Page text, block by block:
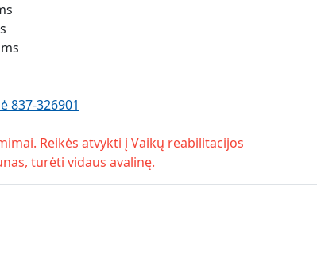
837-326901
Reikės atvykti į Vaikų reabilitacijos
turėti vidaus avalinę.